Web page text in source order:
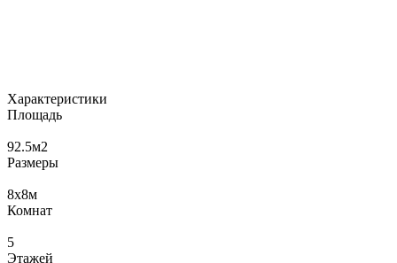
Характеристики
Площадь
92.5м2
Размеры
8х8м
Комнат
5
Этажей